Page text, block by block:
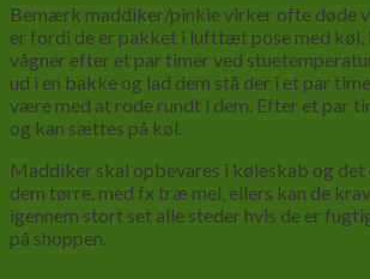
Bemærk maddiker/pinkie virker ofte døde
er fordi de er pakket i lufttæt pose med
vågner efter et par timer ved
ud i en bakke og lad dem stå der i et par
være med at rode rundt i dem. Efter et par
og kan sættes på køl.
Maddiker skal opbevares i køleskab og
dem tørre, med fx træ mel, ellers kan de
igennem stort set alle steder hvis de er
på shoppen.